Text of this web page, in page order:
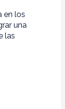
en los
una
las